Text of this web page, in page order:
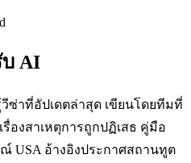
บ AI
ซ่าที่อัปเดตล่าสุด เขียนโดยทีมที่
องสาเหตุการถูกปฏิเสธ คู่มือ
USA อ้างอิงประกาศสถานทูต